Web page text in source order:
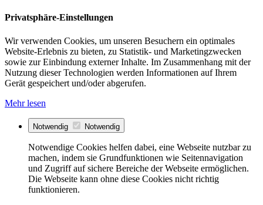
Privatsphäre-Einstellungen
Wir verwenden Cookies, um unseren Besuchern ein optimales
Website-Erlebnis zu bieten, zu Statistik- und Marketingzwecken
sowie zur Einbindung externer Inhalte. Im Zusammenhang mit der
Nutzung dieser Technologien werden Informationen auf Ihrem
Gerät gespeichert und/oder abgerufen.
Mehr lesen
Notwendig Notwendig
Notwendige Cookies helfen dabei, eine Webseite nutzbar zu
machen, indem sie Grundfunktionen wie Seitennavigation
und Zugriff auf sichere Bereiche der Webseite ermöglichen.
Die Webseite kann ohne diese Cookies nicht richtig
funktionieren.